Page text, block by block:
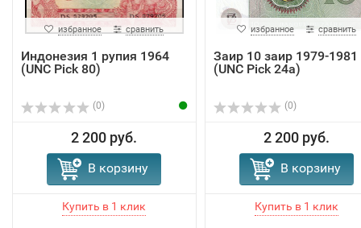
избранное сравнить
Индонезия 1 рупия 1964
(UNC Pick 80)
(0)
2 200 руб.
В корзину
избранное сравнить
Заир 10 заир 1979-1981
(UNC Pick 24a)
(0)
2 200 руб.
В корзину